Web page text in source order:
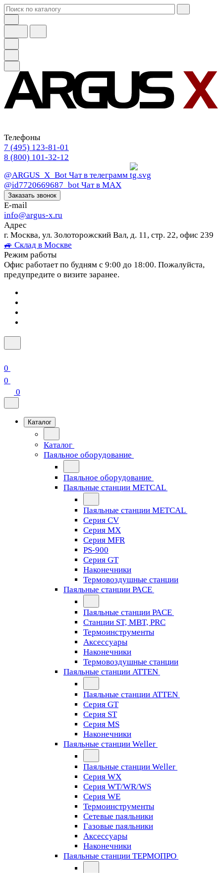
Телефоны
7 (495) 123-81-01
8 (800) 101-32-12
@ARGUS_X_Bot Чат в телеграмм
@id7720669687_bot Чат в МАХ
Заказать звонок
E-mail
info@argus-x.ru
Адрес
г. Москва, ул. Золоторожский Вал, д. 11, стр. 22, офис 239
🚙 Склад в Москве
Режим работы
Офис работает по будням с 9:00 до 18:00. Пожалуйста,
предупредите о визите заранее.
0
0
0
Каталог
Каталог
Паяльное оборудование
Паяльное оборудование
Паяльные станции METCAL
Паяльные станции METCAL
Серия CV
Серия MX
Серия MFR
PS-900
Серия GT
Наконечники
Термовоздушные станции
Паяльные станции PACE
Паяльные станции PACE
Станции ST, MBT, PRC
Термоинструменты
Аксессуары
Наконечники
Термовоздушные станции
Паяльные станции ATTEN
Паяльные станции ATTEN
Серия GT
Серия ST
Серия MS
Наконечники
Паяльные станции Weller
Паяльные станции Weller
Серия WX
Серия WT/WR/WS
Серия WE
Термоинструменты
Сетевые паяльники
Газовые паяльники
Аксессуары
Наконечники
Паяльные станции ТЕРМОПРО